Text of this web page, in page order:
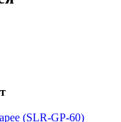
(SLR-GP-60)